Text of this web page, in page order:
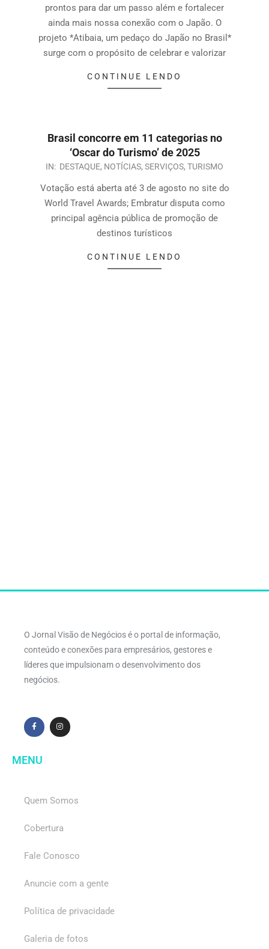
prontos para dar um passo além e fortalecer
ainda mais nossa conexão com o Japão. O
projeto *Atibaia, um pedaço do Japão no Brasil*
surge com o propósito de celebrar e valorizar
CONTINUE LENDO
Brasil concorre em 11 categorias no
‘Oscar do Turismo’ de 2025
IN: DESTAQUE, NOTÍCIAS, SERVIÇOS, TURISMO
Votação está aberta até 3 de agosto no site do
World Travel Awards; Embratur disputa como
principal agência pública de promoção de
destinos turísticos
CONTINUE LENDO
O Jornal Visão de Negócios é o portal de informação,
conteúdo e conexões para empresários, gestores e
líderes que impulsionam o desenvolvimento dos
negócios.
MENU
Quem Somos
Cobertura
Fale Conosco
Anuncie com a gente
Política de privacidade
Galeria de fotos